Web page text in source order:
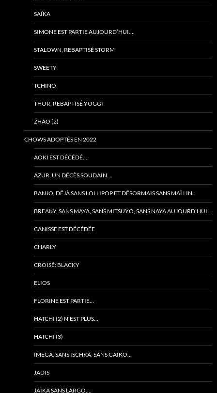
SAÏKA
SIMONE EST PARTIE AUJOURD’HUI….
STALOWN, REBAPTISÉ STORM
SWEETY
TCHINO
THOR, REBAPTISÉ YOGGI
ZHAO (2)
CHOWS ADOPTÉS EN 2022
AOKI EST DÉCÉDÉ….
AZUR, UN DÉCÈS SOUDAIN…
BANJO, DÉJÀ SANS LOLLIPOP ET DÉSORMAIS SANS MAÏ LIN…
BREAKY, SANS MAYA, SANS MITSUYO, SANS NAYA AUJOURD’HUI…
CANISSE EST DÉCÉDÉE
CHARLY
CROISÉ: BLACKY
ELIOS
FLORINE EST PARTIE…
HATCHI (2) N’EST PLUS…
HATCHI (3)
IMEGA, SANS ISCHKA, SANS GAÏKO…
JADIS
JAÏKA SANS LARGO….